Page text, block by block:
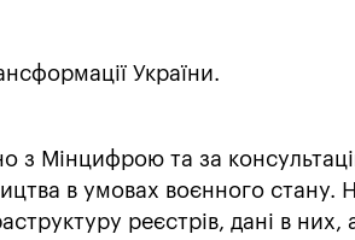
України.
з Мінцифрою та за
в умовах воєнного стану.
реєстрів, дані в них,